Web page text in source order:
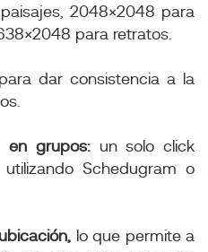
2048×2048 para
para retratos.
dar consistencia a la
en grupos:un solo click
Schedugram o
lo que permite a